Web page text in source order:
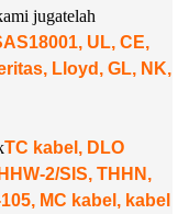
jugatelah
UL, CE,
Lloyd, GL, NK,
TC kabel, DLO
2/SIS, THHN,
MC kabel, kabel